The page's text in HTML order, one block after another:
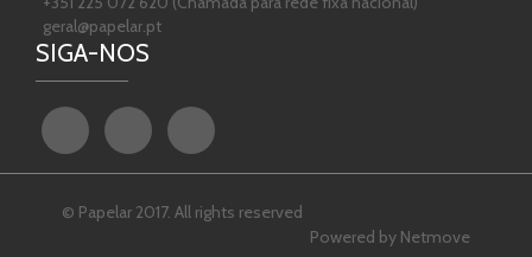
geral@papelar.pt
SIGA-NOS
© Papelar 2017. All rights reserved
Powered by Netmove